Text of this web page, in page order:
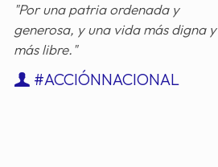
"Por una patria ordenada y
generosa, y una vida más digna y
más libre."
#ACCIÓNNACIONAL